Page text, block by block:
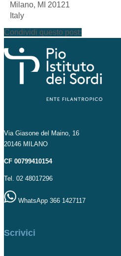
Milano, MI 20121
Italy
Condividi questo post:
Via Giasone del Maino, 16
20146 MILANO
CF 00799410154
Tel. 02 48017296
WhatsApp 366 1427117
Scrivici